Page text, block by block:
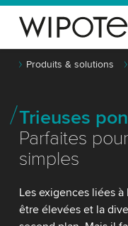
Produits & solutions
Trieuses
Parfaites
simples
Les exigences liées
être élevées et la